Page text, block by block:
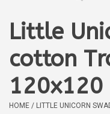
Boekjes
Little
cotton
120x120
HOME / LITTLE UNICORN